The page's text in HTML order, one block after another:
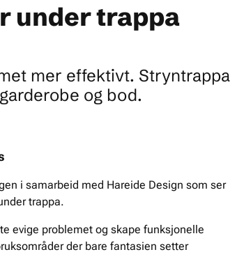
under trappa
mer effektivt. Stryntrappa
og bod.
i samarbeid med Hareide Design som ser
trappa.
evige problemet og skape funksjonelle
der bare fantasien setter